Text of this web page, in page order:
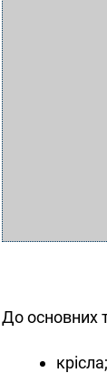
До основних
крісла;